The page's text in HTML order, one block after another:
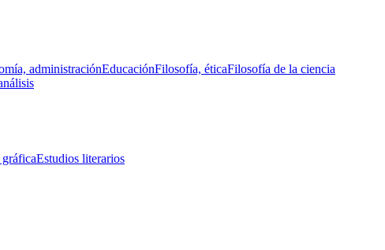
administraciónEducaciónFilosofía, éticaFilosofía de la ciencia
Estudios literarios